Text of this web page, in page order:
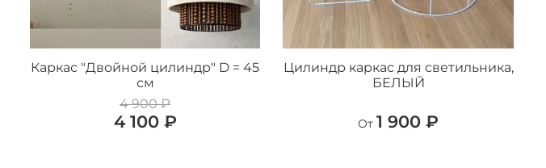
Каркас "Двойной цилиндр" D = 45
см
4 900 ₽
4 100 ₽
Цилиндр каркас для светильника,
БЕЛЫЙ
От 1 900 ₽